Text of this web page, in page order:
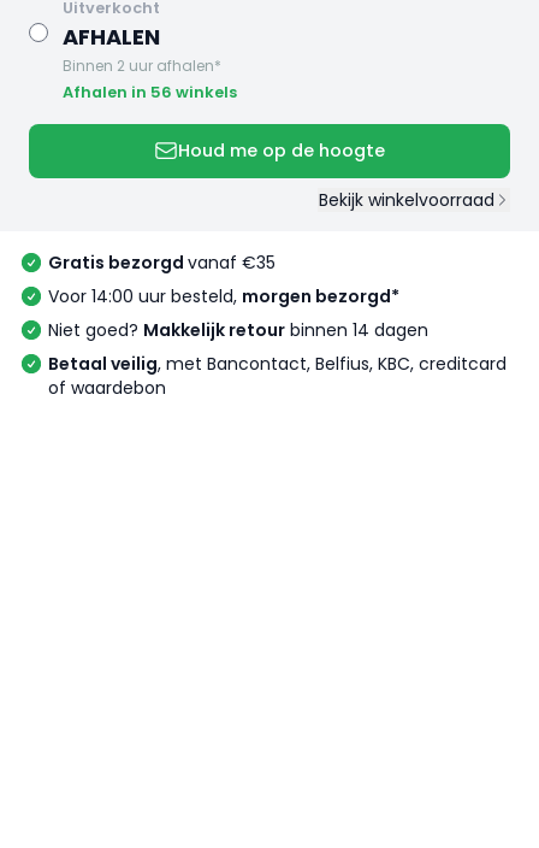
uitverkocht
AFHALEN
Binnen 2 uur afhalen*
Afhalen in 56 winkels
Houd me op de hoogte
Bekijk winkelvoorraad
Gratis bezorgd vanaf €35
Voor 14:00 uur besteld, morgen bezorgd*
Niet goed? Makkelijk retour binnen 14 dagen
Betaal veilig, met Bancontact, Belfius, KBC, creditcard
of waardebon